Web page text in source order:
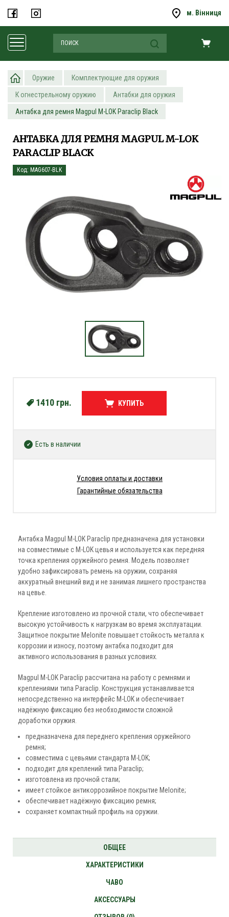
м. Вінниця
Оружие Комплектующие для оружия
К огнестрельному оружию Антабки для оружия
Антабка для ремня Magpul M-LOK Paraclip Black
АНТАБКА ДЛЯ РЕМНЯ MAGPUL M-LOK
PARACLIP BLACK
Код: MAG607-BLK
Антабка Magpul M-LOK Paraclip предназначена для установки
на совместимые с M-LOK цевья и используется как передняя
точка крепления оружейного ремня. Модель позволяет
удобно зафиксировать ремень на оружии, сохраняя
аккуратный внешний вид и не занимая лишнего пространства
на цевье.
Крепление изготовлено из прочной стали, что обеспечивает
высокую устойчивость к нагрузкам во время эксплуатации.
Защитное покрытие Melonite повышает стойкость металла к
коррозии и износу, поэтому антабка подходит для
активного использования в разных условиях.
Magpul M-LOK Paraclip рассчитана на работу с ремнями и
креплениями типа Paraclip. Конструкция устанавливается
непосредственно на интерфейс M-LOK и обеспечивает
надёжную фиксацию без необходимости сложной
доработки оружия.
предназначена для переднего крепления оружейного
ремня;
совместима с цевьями стандарта M-LOK;
подходит для креплений типа Paraclip;
изготовлена из прочной стали;
имеет стойкое антикоррозийное покрытие Melonite;
обеспечивает надёжную фиксацию ремня;
сохраняет компактный профиль на оружии.
1410 грн. КУПИТЬ
Есть в наличии
Условия оплаты и доставки
Гарантийные обязательства
ОБЩЕЕ
ХАРАКТЕРИСТИКИ
ЧАВО
АКСЕССУАРЫ